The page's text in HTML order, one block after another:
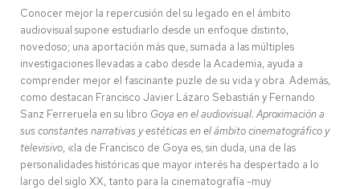
Conocer mejor la repercusión del su legado en el ámbito
audiovisual supone estudiarlo desde un enfoque distinto,
novedoso; una aportación más que, sumada a las múltiples
investigaciones llevadas a cabo desde la Academia, ayuda a
comprender mejor el fascinante puzle de su vida y obra. Además,
como destacan Francisco Javier Lázaro Sebastián y Fernando
Sanz Ferreruela en su libro Goya en el audiovisual. Aproximación a
sus constantes narrativas y estéticas en el ámbito cinematográfico y
televisivo, «la de Francisco de Goya es, sin duda, una de las
personalidades históricas que mayor interés ha despertado a lo
largo del siglo XX, tanto para la cinematografía -muy